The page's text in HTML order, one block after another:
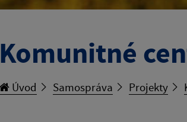
Komunitné
Úvod Samospráva Projekty